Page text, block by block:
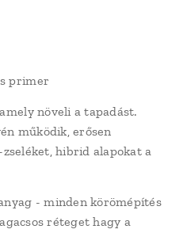
primer
növeli a tapadást.
működik, erősen
hibrid alapokat a
- minden körömépítés
réteget hagy a